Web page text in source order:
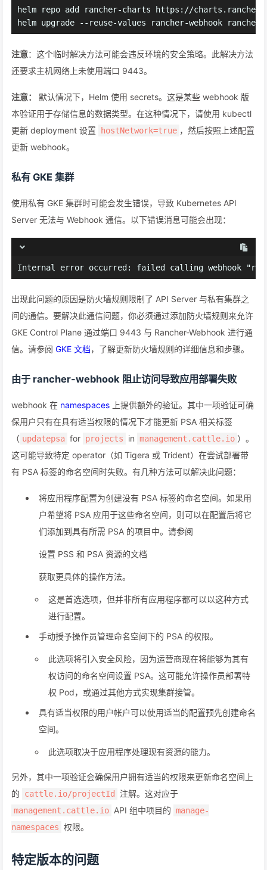
helm repo add rancher-charts https://
helm upgrade --reuse-values rancher-webhook
注意：这个临时解决方法可能会违反环境的安全策略。此解决方法
还要求主机网络上未使用端口 9443。
注意：
默认情况下，Helm 使用 secrets。这是某些 webhook 版
本验证用于存储信息的数据类型。在这种情况下，请使用 kubectl
更新 deployment 设置
hostNetwork=true ，然后按照上述配置
更新 webhook。
私有 GKE 集群
使用私有 GKE 集群时可能会发生错误，导致 Kubernetes API
Server 无法与 Webhook 通信。以下错误消息可能会出现：
Internal error occurred: failed calling webhook
出现此问题的原因是防火墙规则限制了 API Server 与私有集群之
间的通信。要解决此通信问题，你必须通过添加防火墙规则来允许
GKE Control Plane 通过端口 9443 与 Rancher-Webhook 进行通
信。请参阅 GKE 文档，了解更新防火墙规则的详细信息和步骤。
由于 rancher-webhook 阻止访问导致应用部署失败
webhook 在 namespaces 上提供额外的验证。其中一项验证可确
保用户只有在具有适当权限的情况下才能更新 PSA 相关标签
（ updatepsa for projects in management.cattle.io ）。
这可能导致特定 operator（如 Tigera 或 Trident）在尝试部署带
有 PSA 标签的命名空间时失败。有几种方法可以解决此问题：
将应用程序配置为创建没有 PSA 标签的命名空间。如果用
户希望将 PSA 应用于这些命名空间，则可以在配置后将它
们添加到具有所需 PSA 的项目中。请参阅
设置 PSS 和 PSA 资源的文档
获取更具体的操作方法。
这是首选选项，但并非所有应用程序都可以以这种方式
进行配置。
手动授予操作员管理命名空间下的 PSA 的权限。
此选项将引入安全风险，因为运营商现在将能够为其有
权访问的命名空间设置 PSA。这可能允许操作员部署特
权 Pod，或通过其他方式实现集群接管。
具有适当权限的用户帐户可以使用适当的配置预先创建命名
空间。
此选项取决于应用程序处理现有资源的能力。
另外，其中一项验证会确保用户拥有适当的权限来更新命名空间上
的
cattle.io/projectId 注解。这对应于
management.cattle.io API 组中项目的 manage-
namespaces 权限。
特定版本的问题